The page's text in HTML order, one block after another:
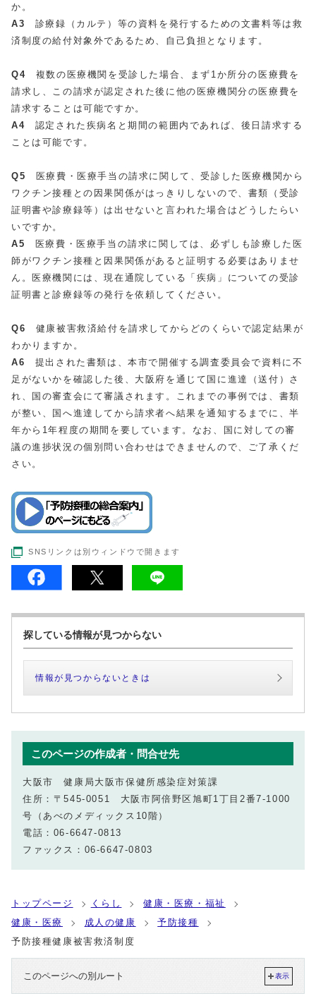
か。
A3 診療録（カルテ）等の資料を発行するための文書料等は救
済制度の給付対象外であるため、自己負担となります。
Q4 複数の医療機関を受診した場合、まず1か所分の医療費を
請求し、この請求が認定された後に他の医療機関分の医療費を
請求することは可能ですか。
A4 認定された疾病名と期間の範囲内であれば、後日請求する
ことは可能です。
Q5 医療費・医療手当の請求に関して、受診した医療機関から
ワクチン接種との因果関係がはっきりしないので、書類（受診
証明書や診療録等）は出せないと言われた場合はどうしたらい
いですか。
A5 医療費・医療手当の請求に関しては、必ずしも診療した医
師がワクチン接種と因果関係があると証明する必要はありませ
ん。医療機関には、現在通院している「疾病」についての受診
証明書と診療録等の発行を依頼してください。
Q6 健康被害救済給付を請求してからどのくらいで認定結果が
わかりますか。
A6 提出された書類は、本市で開催する調査委員会で資料に不
足がないかを確認した後、大阪府を通じて国に進達（送付）さ
れ、国の審査会にて審議されます。これまでの事例では、書類
が整い、国へ進達してから請求者へ結果を通知するまでに、半
年から1年程度の期間を要しています。なお、国に対しての審
議の進捗状況の個別問い合わせはできませんので、ご了承くだ
さい。
SNSリンクは別ウィンドウで開きます
探している情報が見つからない
情報が見つからないときは
このページの作成者・問合せ先
大阪市 健康局大阪市保健所感染症対策課
住所：〒545-0051 大阪市阿倍野区旭町1丁目2番7-1000
号（あべのメディックス10階）
電話：06-6647-0813
ファックス：06-6647-0803
トップページ くらし
健康・医療・福祉
健康・医療
成人の健康
予防接種
予防接種健康被害救済制度
このページへの別ルート 表示